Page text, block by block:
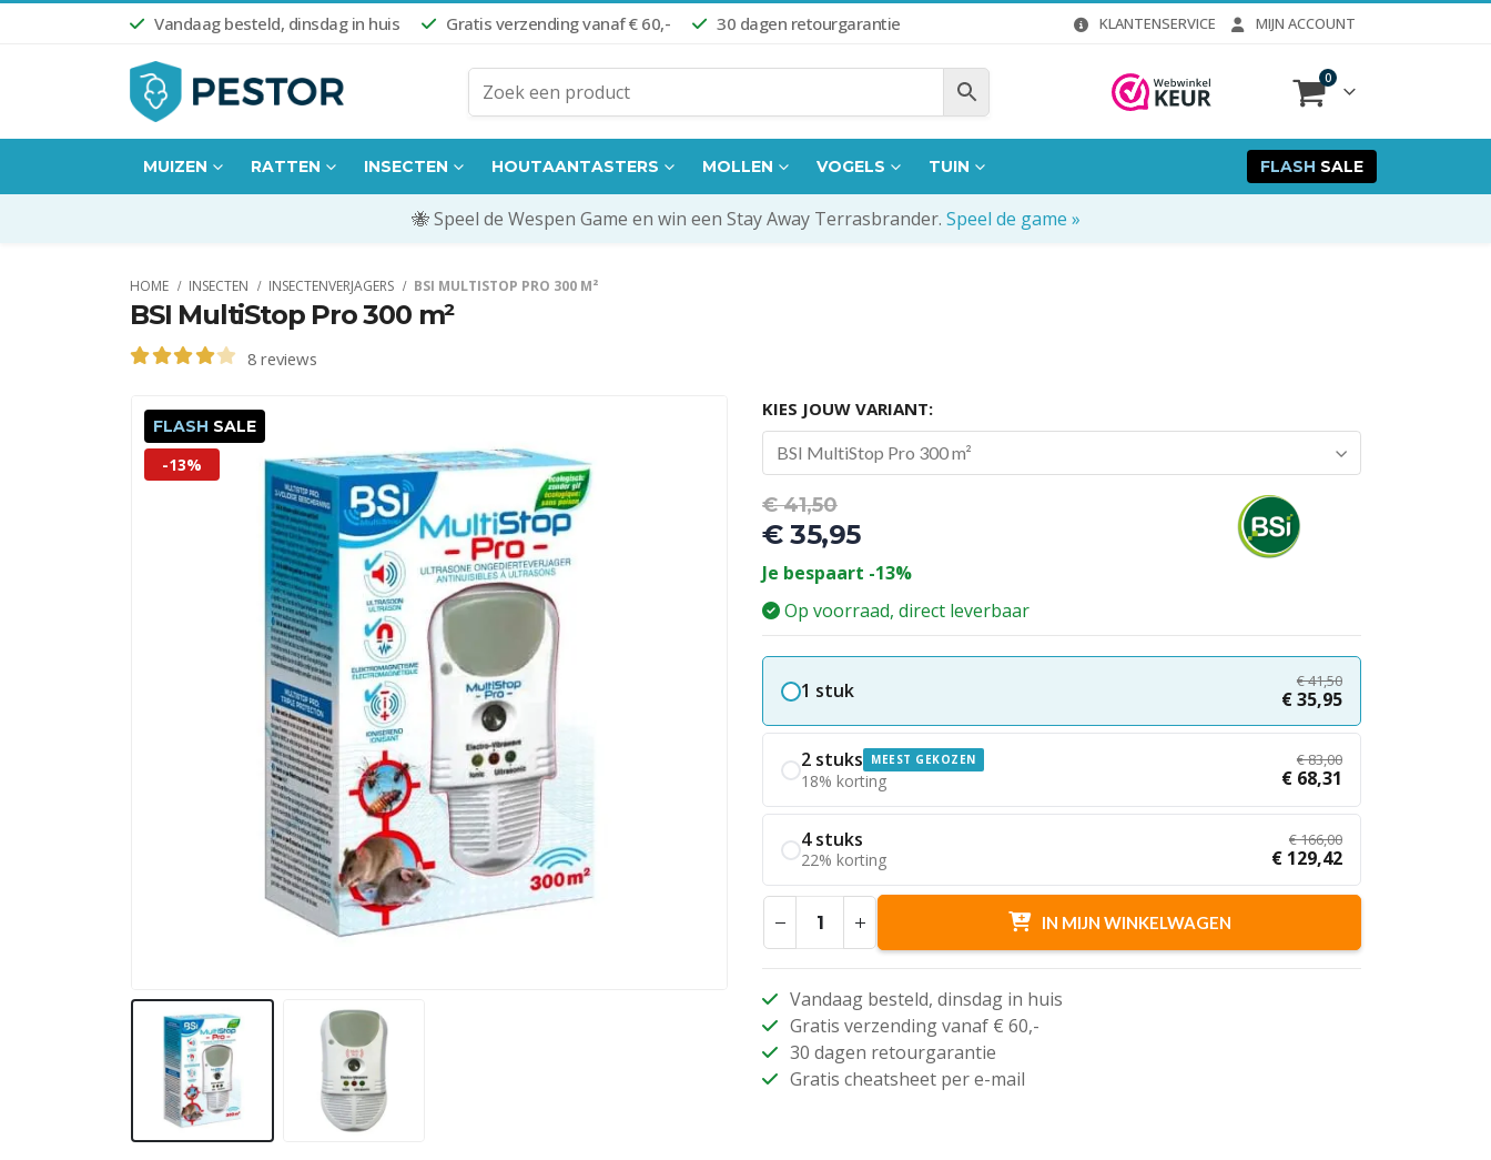
Vandaag besteld, dinsdag in huis Gratis verzending vanaf € 60,- 30 dagen retourgarantie KLANTENSERVICE MIJN ACCOUNT
0
MUIZEN RATTEN INSECTEN HOUTAANTASTERS MOLLEN VOGELS TUIN FLASH SALE
🐝 Speel de Wespen Game en win een Stay Away Terrasbrander. Speel de game »
HOME INSECTEN INSECTENVERJAGERS BSI MULTISTOP PRO 300 M²
BSI MultiStop Pro 300 m²
8 reviews
FLASH SALE
-13%
KIES JOUW VARIANT:
BSI MultiStop Pro 300 m²
€41,50
prijs
was:
€ 41,50.
€35,95
Huidige
prijs
is:
€ 35,95.
Je bespaart -13%
Op voorraad, direct leverbaar
1 stuk €41,50
€35,95
2 stuks MEEST GEKOZEN
18% korting
€83,00
€ 68,31
4 stuks
22% korting
€166,00
€ 129,42
IN MIJN WINKELWAGEN
Vandaag besteld, dinsdag in huis
Gratis verzending vanaf € 60,-
30 dagen retourgarantie
Gratis cheatsheet per e-mail